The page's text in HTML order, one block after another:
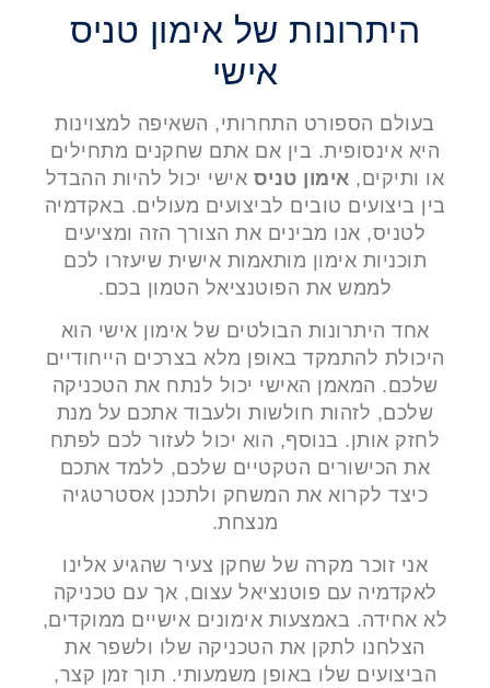
היתרונות של אימון טניס
אישי
בעולם הספורט התחרותי, השאיפה למצוינות
היא אינסופית. בין אם אתם שחקנים מתחילים
או ותיקים, אימון טניס אישי יכול להיות ההבדל
בין ביצועים טובים לביצועים מעולים. באקדמיה
לטניס, אנו מבינים את הצורך הזה ומציעים
תוכניות אימון מותאמות אישית שיעזרו לכם
לממש את הפוטנציאל הטמון בכם.
אחד היתרונות הבולטים של אימון אישי הוא
היכולת להתמקד באופן מלא בצרכים הייחודיים
שלכם. המאמן האישי יכול לנתח את הטכניקה
שלכם, לזהות חולשות ולעבוד אתכם על מנת
לחזק אותן. בנוסף, הוא יכול לעזור לכם לפתח
את הכישורים הטקטיים שלכם, ללמד אתכם
כיצד לקרוא את המשחק ולתכנן אסטרטגיה
מנצחת.
אני זוכר מקרה של שחקן צעיר שהגיע אלינו
לאקדמיה עם פוטנציאל עצום, אך עם טכניקה
לא אחידה. באמצעות אימונים אישיים ממוקדים,
הצלחנו לתקן את הטכניקה שלו ולשפר את
הביצועים שלו באופן משמעותי. תוך זמן קצר,